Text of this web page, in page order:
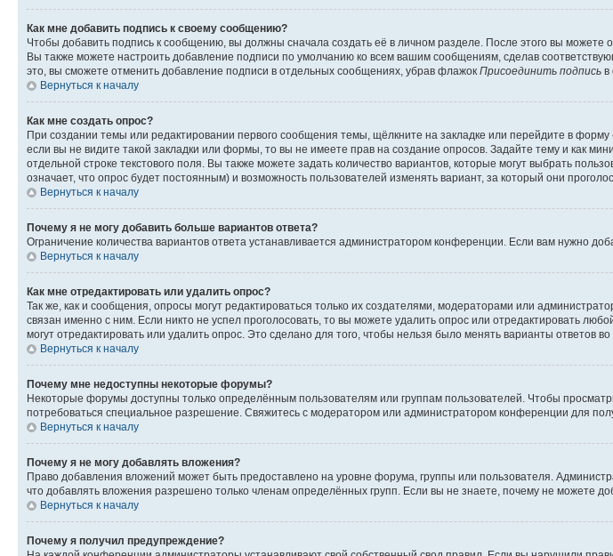
Как мне добавить подпись к своему сообщению?
Чтобы добавить подпись к сообщению, вы должны сначала создать её в личном разделе. После этого вы можете
Вы также можете настроить добавление подписи по умолчанию ко всем вашим сообщениям, сделав
это, вы сможете отменить добавление подписи в отдельных сообщениях, убрав флажок Присоединить подпись в
Вернуться к началу
Как мне создать опрос?
При создании темы или редактировании первого сообщения темы, щёлкните на закладке или перейдите в форму
если вы не видите такой закладки или формы, то вы не имеете прав на создание опросов. Задайте тему и как
отдельной строке текстового поля. Вы также можете задать количество вариантов, которые могут выбрать
означает, что опрос будет постоянным) и возможность пользователей изменять вариант, за который они
Вернуться к началу
Почему я не могу добавить больше вариантов ответа?
Ограничение количества вариантов ответа устанавливается администратором конференции. Если вам нужно
Вернуться к началу
Как мне отредактировать или удалить опрос?
Так же, как и сообщения, опросы могут редактироваться только их создателями, модераторами или
связан именно с ним. Если никто не успел проголосовать, то вы можете удалить опрос или отредактировать
могут отредактировать или удалить опрос. Это сделано для того, чтобы нельзя было менять варианты ответов во
Вернуться к началу
Почему мне недоступны некоторые форумы?
Некоторые форумы доступны только определённым пользователям или группам пользователей. Чтобы
потребоваться специальное разрешение. Свяжитесь с модератором или администратором конференции для
Вернуться к началу
Почему я не могу добавлять вложения?
Право добавления вложений может быть предоставлено на уровне форума, группы или пользователя.
что добавлять вложения разрешено только членам определённых групп. Если вы не знаете, почему не можете
Вернуться к началу
Почему я получил предупреждение?